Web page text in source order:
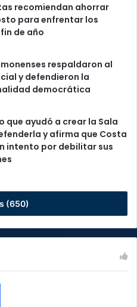
recomiendan ahorrar
para enfrentar los
de año
respaldaron al
y defendieron la
democrática
que ayudó a crear la Sala
y afirma que Costa
intento por debilitar sus
(650)